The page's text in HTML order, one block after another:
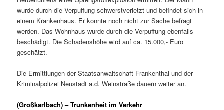
wurde durch die Verpuffung schwerstverletzt und befindet sich in
einem Krankenhaus. Er konnte noch nicht zur Sache befragt
werden. Das Wohnhaus wurde durch die Verpuffung ebenfalls
beschädigt. Die Schadenshöhe wird auf ca. 15.000,- Euro
geschätzt.
Die Ermittlungen der Staatsanwaltschaft Frankenthal und der
Kriminalpolizei Neustadt a.d. Weinstraße dauern weiter an.
(Großkarlbach) – Trunkenheit im Verkehr